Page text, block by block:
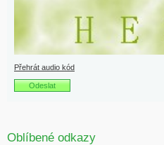
Přehrát audio kód
Oblíbené odkazy